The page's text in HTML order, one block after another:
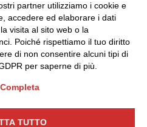
Finanziamenti e bandi
News & Eventi
partner utilizziamo i cookie e
accedere ed elaborare i dati
visita al sito web o la
Poiché rispettiamo il tuo diritto
di non consentire alcuni tipi di
per saperne di più.
TUTTO